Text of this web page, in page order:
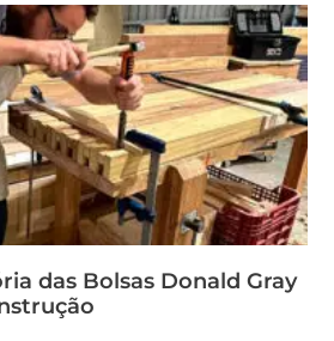
das Bolsas Donald Gray